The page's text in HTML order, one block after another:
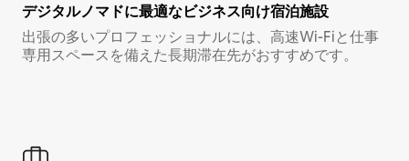
デジタルノマド⁠に最⁠適⁠なビ⁠ジ⁠ネ⁠ス⁠向⁠け宿⁠泊⁠施⁠設
出張の多いプロフェッショナルには、高速Wi-Fiと仕事
専用スペースを備えた長期滞在先がおすすめです。